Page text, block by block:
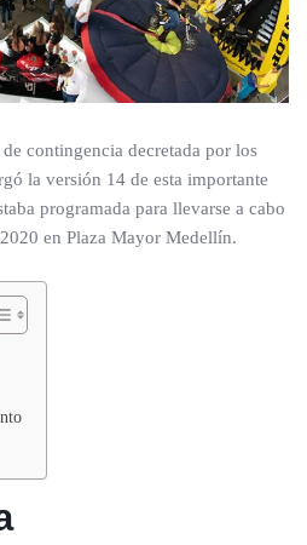
contingencia decretada por los
la versión 14 de esta importante
programada para llevarse a cabo
en Plaza Mayor Medellín.